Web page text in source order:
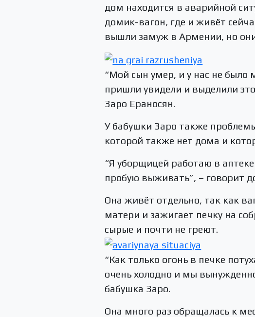
дом находится в аварийной
домик-вагон, где и живёт
вышли замуж в Армении, но
“Мой сын умер, и у нас не было
пришли увидели и выделили
Заро Ераносян.
У бабушки Заро также
которой также нет дома и
“Я уборщицей работаю в
пробую выживать”, – говорит
Она живёт отдельно, так как
матери и зажигает печку на
сырые и почти не греют.
“Как только огонь в печке
очень холодно и мы
бабушка Заро.
Она много раз обращалась к